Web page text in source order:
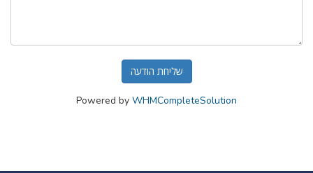
שליחת הודעה
Powered by WHMCompleteSolution